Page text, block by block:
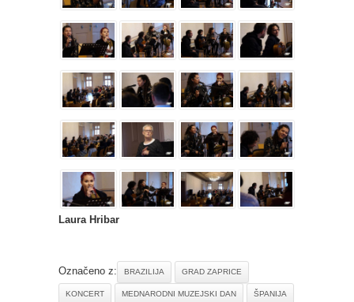
Laura Hribar
Označeno z: BRAZILIJA GRAD ZAPRICE
KONCERT MEDNARODNI MUZEJSKI DAN ŠPANIJA